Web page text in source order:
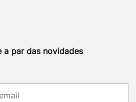
a par das novidades